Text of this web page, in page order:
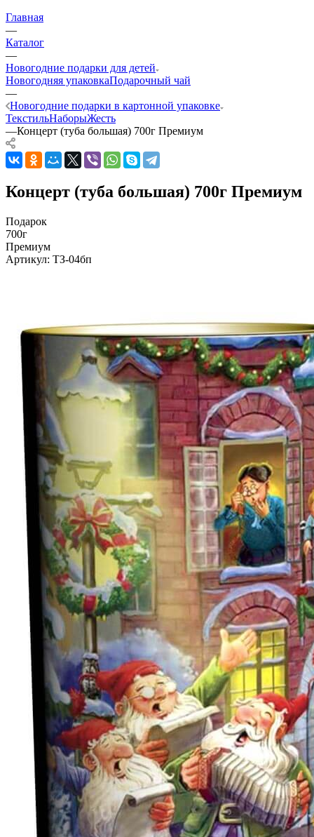
Главная
—
Каталог
—
Новогодние подарки для детей
Новогодняя упаковкаПодарочный чай
—
Новогодние подарки в картонной упаковке
ТекстильНаборыЖесть
—Концерт (туба большая) 700г Премиум
Концерт (туба большая) 700г Премиум
Подарок
700г
Премиум
Артикул: ТЗ-04бп